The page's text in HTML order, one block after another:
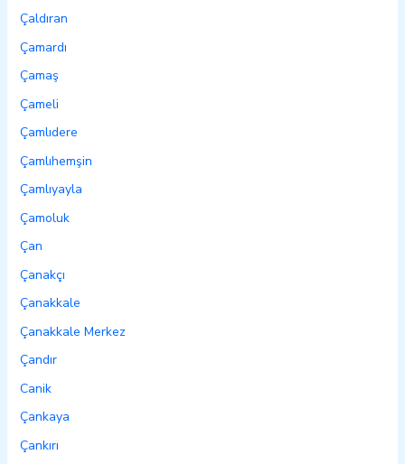
Çaldıran
Çamardı
Çamaş
Çameli
Çamlıdere
Çamlıhemşin
Çamlıyayla
Çamoluk
Çan
Çanakçı
Çanakkale
Çanakkale Merkez
Çandır
Canik
Çankaya
Çankırı